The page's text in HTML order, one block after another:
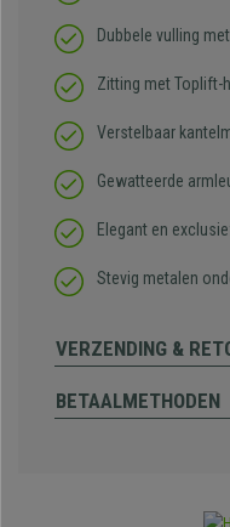
Dubbele vulling
Zitting met Toplift-
Verstelbaar
Gewatteerde
Elegant en
Stevig metalen
VERZENDING &
BETAALMETHODEN